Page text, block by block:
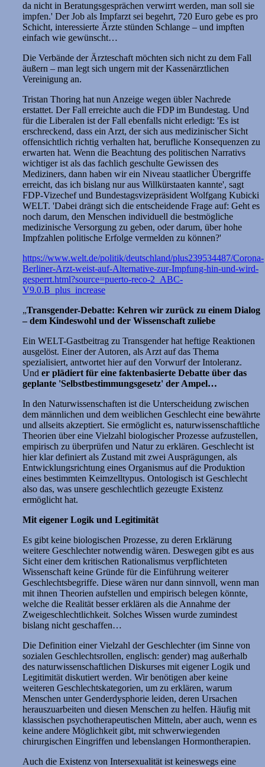
da nicht in Beratungsgesprächen verwirrt werden, man soll sie
impfen.' Der Job als Impfarzt sei begehrt, 720 Euro gebe es pro
Schicht, interessierte Ärzte stünden Schlange – und impften
einfach wie gewünscht…
Die Verbände der Ärzteschaft möchten sich nicht zu dem Fall
äußern – man legt sich ungern mit der Kassenärztlichen
Vereinigung an.
Tristan Thoring hat nun Anzeige wegen übler Nachrede
erstattet. Der Fall erreichte auch die FDP im Bundestag. Und
für die Liberalen ist der Fall ebenfalls nicht erledigt: 'Es ist
erschreckend, dass ein Arzt, der sich aus medizinischer Sicht
offensichtlich richtig verhalten hat, berufliche Konsequenzen zu
erwarten hat. Wenn die Beachtung des politischen Narrativs
wichtiger ist als das fachlich geschulte Gewissen des
Mediziners, dann haben wir ein Niveau staatlicher Übergriffe
erreicht, das ich bislang nur aus Willkürstaaten kannte', sagt
FDP-Vizechef und Bundestagsvizepräsident Wolfgang Kubicki
WELT. 'Dabei drängt sich die entscheidende Frage auf: Geht es
noch darum, den Menschen individuell die bestmögliche
medizinische Versorgung zu geben, oder darum, über hohe
Impfzahlen politische Erfolge vermelden zu können?'
https://www.welt.de/politik/deutschland/plus239534487/Corona-
Berliner-Arzt-weist-auf-Alternative-zur-Impfung-hin-und-wird-
gesperrt.html?source=puerto-reco-2_ABC-
V9.0.B_plus_increase
„Transgender-Debatte: Kehren wir zurück zu einem Dialog
– dem Kindeswohl und der Wissenschaft zuliebe
Ein WELT-Gastbeitrag zu Transgender hat heftige Reaktionen
ausgelöst. Einer der Autoren, als Arzt auf das Thema
spezialisiert, antwortet hier auf den Vorwurf der Intoleranz.
Und er plädiert für eine faktenbasierte Debatte über das
geplante 'Selbstbestimmungsgesetz' der Ampel…
In den Naturwissenschaften ist die Unterscheidung zwischen
dem männlichen und dem weiblichen Geschlecht eine bewährte
und allseits akzeptiert. Sie ermöglicht es, naturwissenschaftliche
Theorien über eine Vielzahl biologischer Prozesse aufzustellen,
empirisch zu überprüfen und Natur zu erklären. Geschlecht ist
hier klar definiert als Zustand mit zwei Ausprägungen, als
Entwicklungsrichtung eines Organismus auf die Produktion
eines bestimmten Keimzelltypus. Ontologisch ist Geschlecht
also das, was unsere geschlechtlich gezeugte Existenz
ermöglicht hat.
Mit eigener Logik und Legitimität
Es gibt keine biologischen Prozesse, zu deren Erklärung
weitere Geschlechter notwendig wären. Deswegen gibt es aus
Sicht einer dem kritischen Rationalismus verpflichteten
Wissenschaft keine Gründe für die Einführung weiterer
Geschlechtsbegriffe. Diese wären nur dann sinnvoll, wenn man
mit ihnen Theorien aufstellen und empirisch belegen könnte,
welche die Realität besser erklären als die Annahme der
Zweigeschlechtlichkeit. Solches Wissen wurde zumindest
bislang nicht geschaffen…
Die Definition einer Vielzahl der Geschlechter (im Sinne von
sozialen Geschlechtsrollen, englisch: gender) mag außerhalb
des naturwissenschaftlichen Diskurses mit eigener Logik und
Legitimität diskutiert werden. Wir benötigen aber keine
weiteren Geschlechtskategorien, um zu erklären, warum
Menschen unter Genderdysphorie leiden, deren Ursachen
herauszuarbeiten und diesen Menschen zu helfen. Häufig mit
klassischen psychotherapeutischen Mitteln, aber auch, wenn es
keine andere Möglichkeit gibt, mit schwerwiegenden
chirurgischen Eingriffen und lebenslangen Hormontherapien.
Auch die Existenz von Intersexualität ist keineswegs eine